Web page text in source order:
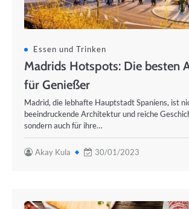
Essen und Trinken
Madrids Hotspots: Die besten
für Genießer
Madrid, die lebhafte Hauptstadt Spaniens, ist
beeindruckende Architektur und reiche
sondern auch für ihre…
Akay Kula 30/01/2023